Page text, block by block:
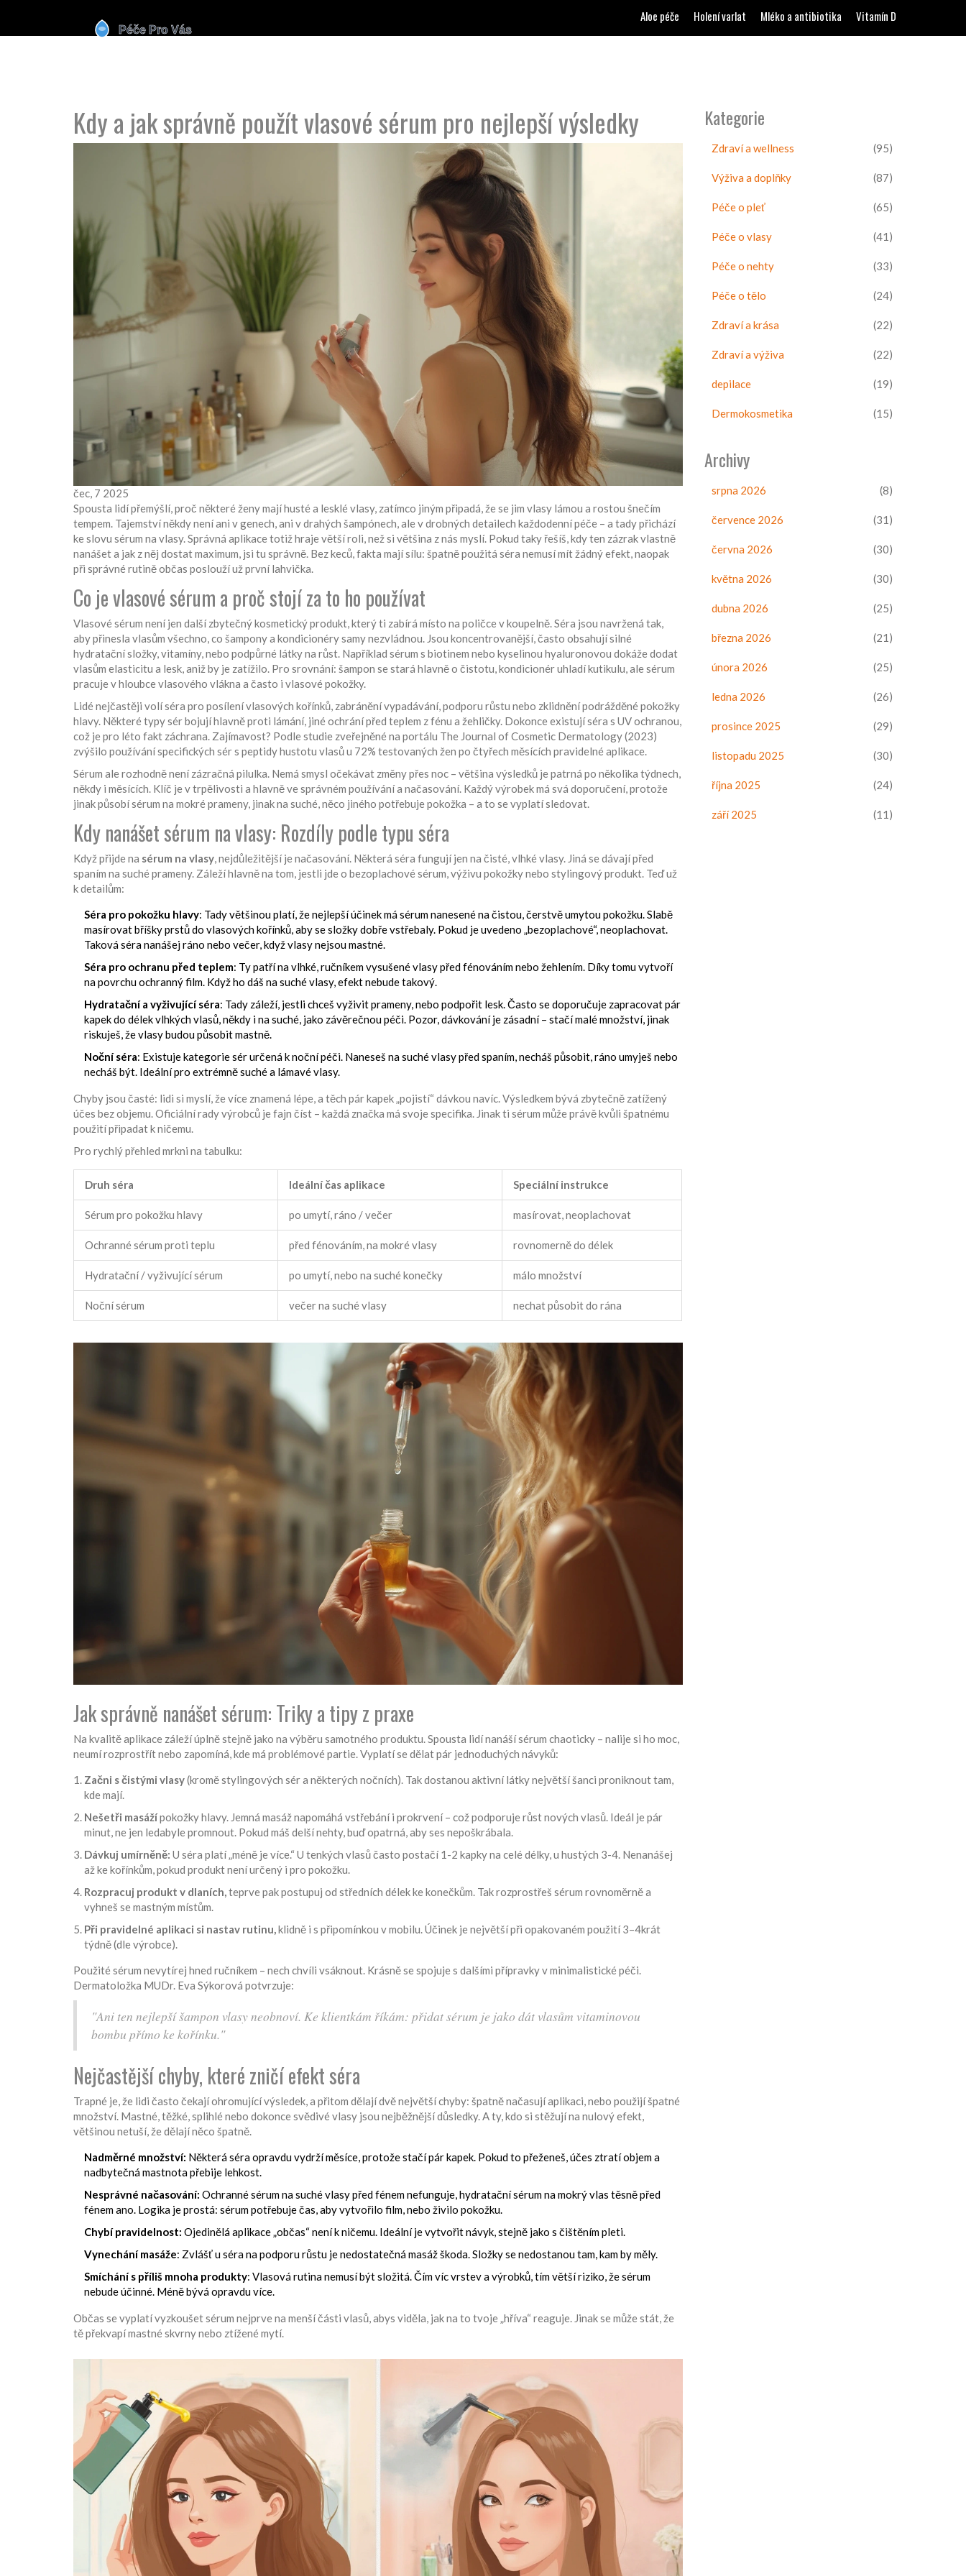
Aloe péče Holení varlat Mléko a antibiotika Vitamín D
Kdy a jak správně použít vlasové sérum pro nejlepší výsledky
čec, 7 2025
Spousta lidí přemýšlí, proč některé ženy mají husté a lesklé vlasy, zatímco jiným připadá, že se jim vlasy lámou a rostou šnečím
tempem. Tajemství někdy není ani v genech, ani v drahých šampónech, ale v drobných detailech každodenní péče – a tady přichází
ke slovu sérum na vlasy. Správná aplikace totiž hraje větší roli, než si většina z nás myslí. Pokud taky řešíš, kdy ten zázrak vlastně
nanášet a jak z něj dostat maximum, jsi tu správně. Bez keců, fakta mají sílu: špatně použitá séra nemusí mít žádný efekt, naopak
při správné rutině občas poslouží už první lahvička.
Co je vlasové sérum a proč stojí za to ho používat
Vlasové sérum není jen další zbytečný kosmetický produkt, který ti zabírá místo na poličce v koupelně. Séra jsou navržená tak,
aby přinesla vlasům všechno, co šampony a kondicionéry samy nezvládnou. Jsou koncentrovanější, často obsahují silné
hydratační složky, vitamíny, nebo podpůrné látky na růst. Například sérum s biotinem nebo kyselinou hyaluronovou dokáže dodat
vlasům elasticitu a lesk, aniž by je zatížilo. Pro srovnání: šampon se stará hlavně o čistotu, kondicionér uhladí kutikulu, ale sérum
pracuje v hloubce vlasového vlákna a často i vlasové pokožky.
Lidé nejčastěji volí séra pro posílení vlasových kořínků, zabránění vypadávání, podporu růstu nebo zklidnění podrážděné pokožky
hlavy. Některé typy sér bojují hlavně proti lámání, jiné ochrání před teplem z fénu a žehličky. Dokonce existují séra s UV ochranou,
což je pro léto fakt záchrana. Zajímavost? Podle studie zveřejněné na portálu The Journal of Cosmetic Dermatology (2023)
zvýšilo používání specifických sér s peptidy hustotu vlasů u 72% testovaných žen po čtyřech měsících pravidelné aplikace.
Sérum ale rozhodně není zázračná pilulka. Nemá smysl očekávat změny přes noc – většina výsledků je patrná po několika týdnech,
někdy i měsících. Klíč je v trpělivosti a hlavně ve správném používání a načasování. Každý výrobek má svá doporučení, protože
jinak působí sérum na mokré prameny, jinak na suché, něco jiného potřebuje pokožka – a to se vyplatí sledovat.
Kdy nanášet sérum na vlasy: Rozdíly podle typu séra
Když přijde na sérum na vlasy, nejdůležitější je načasování. Některá séra fungují jen na čisté, vlhké vlasy. Jiná se dávají před
spaním na suché prameny. Záleží hlavně na tom, jestli jde o bezoplachové sérum, výživu pokožky nebo stylingový produkt. Teď už
k detailům:
Séra pro pokožku hlavy: Tady většinou platí, že nejlepší účinek má sérum nanesené na čistou, čerstvě umytou pokožku. Slabě
masírovat bříšky prstů do vlasových kořínků, aby se složky dobře vstřebaly. Pokud je uvedeno „bezoplachové“, neoplachovat.
Taková séra nanášej ráno nebo večer, když vlasy nejsou mastné.
Séra pro ochranu před teplem: Ty patří na vlhké, ručníkem vysušené vlasy před fénováním nebo žehlením. Díky tomu vytvoří
na povrchu ochranný film. Když ho dáš na suché vlasy, efekt nebude takový.
Hydratační a vyživující séra: Tady záleží, jestli chceš vyživit prameny, nebo podpořit lesk. Často se doporučuje zapracovat pár
kapek do délek vlhkých vlasů, někdy i na suché, jako závěrečnou péči. Pozor, dávkování je zásadní – stačí malé množství, jinak
riskuješ, že vlasy budou působit mastně.
Noční séra: Existuje kategorie sér určená k noční péči. Naneseš na suché vlasy před spaním, necháš působit, ráno umyješ nebo
necháš být. Ideální pro extrémně suché a lámavé vlasy.
Chyby jsou časté: lidi si myslí, že více znamená lépe, a těch pár kapek „pojistí“ dávkou navíc. Výsledkem bývá zbytečně zatížený
účes bez objemu. Oficiální rady výrobců je fajn číst – každá značka má svoje specifika. Jinak ti sérum může právě kvůli špatnému
použití připadat k ničemu.
Pro rychlý přehled mrkni na tabulku:
Druh séra Ideální čas aplikace Speciální instrukce
Sérum pro pokožku hlavy po umytí, ráno / večer masírovat, neoplachovat
Ochranné sérum proti teplu před fénováním, na mokré vlasy rovnomerně do délek
Hydratační / vyživující sérum po umytí, nebo na suché konečky málo množství
Noční sérum večer na suché vlasy nechat působit do rána
Jak správně nanášet sérum: Triky a tipy z praxe
Na kvalitě aplikace záleží úplně stejně jako na výběru samotného produktu. Spousta lidí nanáší sérum chaoticky – nalije si ho moc,
neumí rozprostřít nebo zapomíná, kde má problémové partie. Vyplatí se dělat pár jednoduchých návyků:
Začni s čistými vlasy(kromě stylingových sér a některých nočních). Tak dostanou aktivní látky největší šanci proniknout tam,
kde mají.
Nešetři masážípokožky hlavy. Jemná masáž napomáhá vstřebání i prokrvení – což podporuje růst nových vlasů. Ideál je pár
minut, ne jen ledabyle promnout. Pokud máš delší nehty, buď opatrná, aby ses nepoškrábala.
Dávkuj umírněně: U séra platí „méně je více.“ U tenkých vlasů často postačí 1-2 kapky na celé délky, u hustých 3-4. Nenanášej
až ke kořínkům, pokud produkt není určený i pro pokožku.
Rozpracuj produkt v dlaních,teprve pak postupuj od středních délek ke konečkům. Tak rozprostřeš sérum rovnoměrně a
vyhneš se mastným místům.
Při pravidelné aplikaci si nastav rutinu,klidně i s připomínkou v mobilu. Účinek je největší při opakovaném použití 3–4krát
týdně (dle výrobce).
Použité sérum nevytírej hned ručníkem – nech chvíli vsáknout. Krásně se spojuje s dalšími přípravky v minimalistické péči.
Dermatoložka MUDr. Eva Sýkorová potvrzuje:
"Ani ten nejlepší šampon vlasy neobnoví. Ke klientkám říkám: přidat sérum je jako dát vlasům vitaminovou
bombu přímo ke kořínku."
Nejčastější chyby, které zničí efekt séra
Trapné je, že lidi často čekají ohromující výsledek, a přitom dělají dvě největší chyby: špatně načasují aplikaci, nebo použijí špatné
množství. Mastné, těžké, splihlé nebo dokonce svědivé vlasy jsou nejběžnější důsledky. A ty, kdo si stěžují na nulový efekt,
většinou netuší, že dělají něco špatně.
Nadměrné množství: Některá séra opravdu vydrží měsíce, protože stačí pár kapek. Pokud to přeženeš, účes ztratí objem a
nadbytečná mastnota přebije lehkost.
Nesprávné načasování: Ochranné sérum na suché vlasy před fénem nefunguje, hydratační sérum na mokrý vlas těsně před
fénem ano. Logika je prostá: sérum potřebuje čas, aby vytvořilo film, nebo živilo pokožku.
Chybí pravidelnost: Ojedinělá aplikace „občas“ není k ničemu. Ideální je vytvořit návyk, stejně jako s čištěním pleti.
Vynechání masáže: Zvlášť u séra na podporu růstu je nedostatečná masáž škoda. Složky se nedostanou tam, kam by měly.
Smíchání s příliš mnoha produkty: Vlasová rutina nemusí být složitá. Čím víc vrstev a výrobků, tím větší riziko, že sérum
nebude účinné. Méně bývá opravdu více.
Občas se vyplatí vyzkoušet sérum nejprve na menší části vlasů, abys viděla, jak na to tvoje „hříva“ reaguje. Jinak se může stát, že
tě překvapí mastné skvrny nebo ztížené mytí.
Kategorie
Zdraví a wellness (95)
Výživa a doplňky (87)
Péče o pleť (65)
Péče o vlasy (41)
Péče o nehty (33)
Péče o tělo (24)
Zdraví a krása (22)
Zdraví a výživa (22)
depilace (19)
Dermokosmetika (15)
Archivy
srpna 2026 (8)
července 2026 (31)
června 2026 (30)
května 2026 (30)
dubna 2026 (25)
března 2026 (21)
února 2026 (25)
ledna 2026 (26)
prosince 2025 (29)
listopadu 2025 (30)
října 2025 (24)
září 2025 (11)